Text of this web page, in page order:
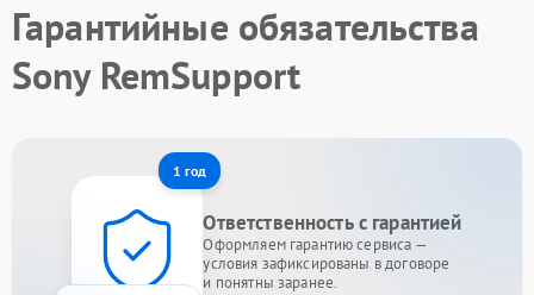
Гарантийные обязательства
Sony RemSupport
1 год
Ответственность с гарантией
Оформляем гарантию сервиса —
условия зафиксированы в договоре
и понятны заранее.